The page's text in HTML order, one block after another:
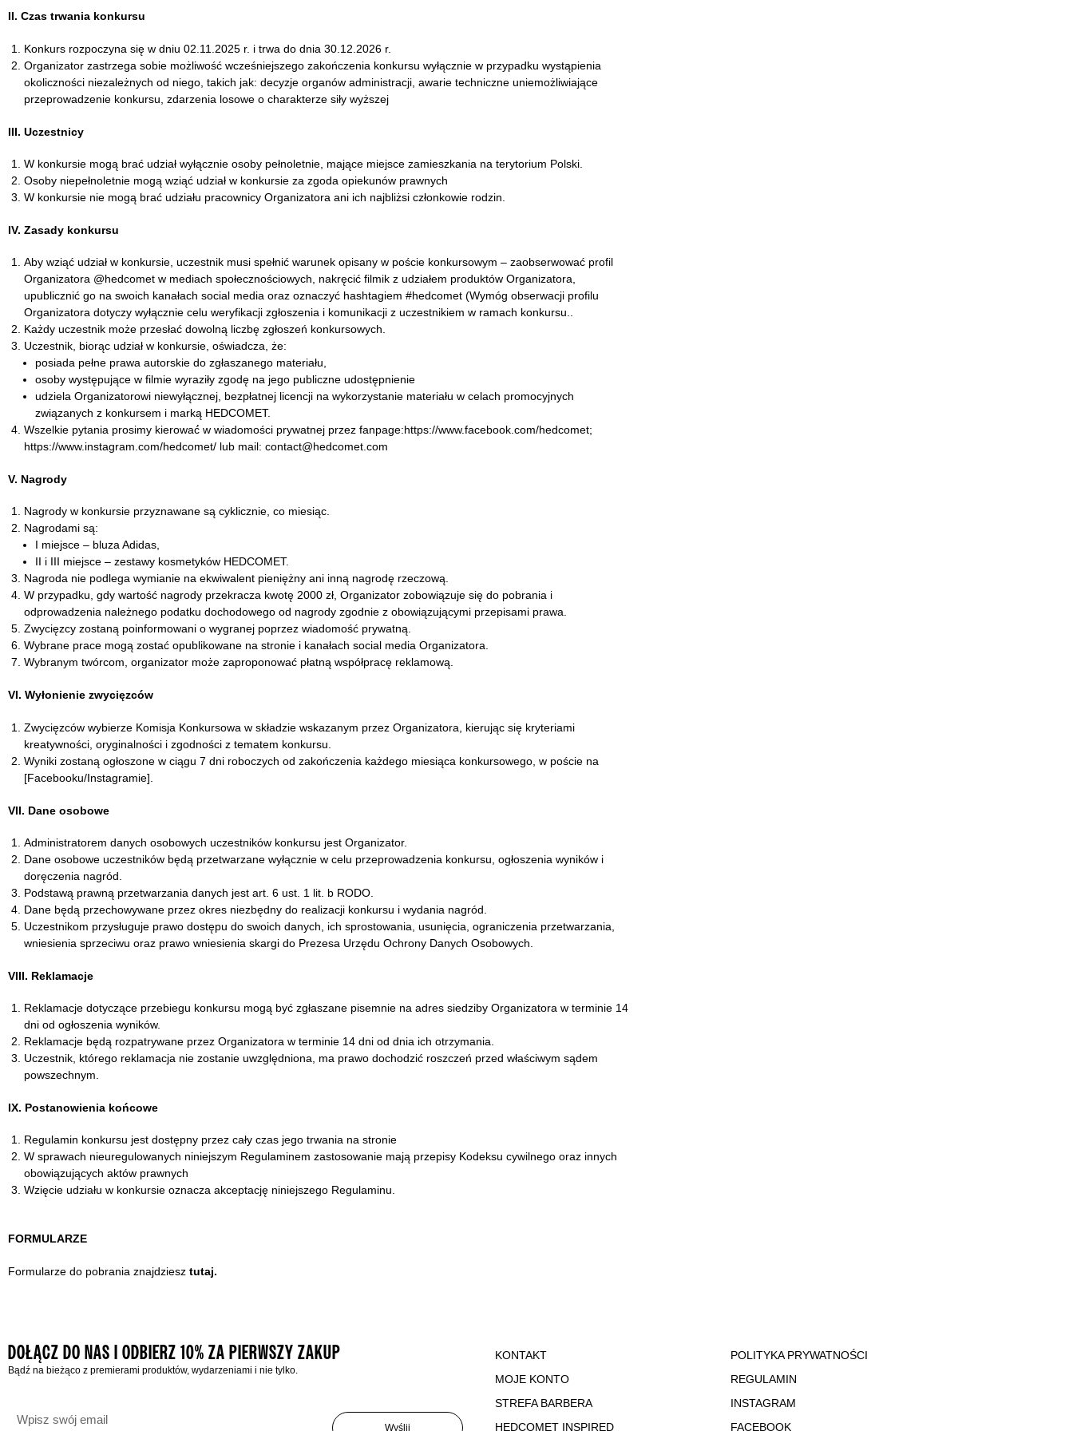
II. Czas trwania konkursu
Konkurs rozpoczyna się w dniu 02.11.2025 r. i trwa do dnia 30.12.2026 r.
Organizator zastrzega sobie możliwość wcześniejszego zakończenia konkursu wyłącznie w przypadku wystąpienia
okoliczności niezależnych od niego, takich jak: decyzje organów administracji, awarie techniczne uniemożliwiające
przeprowadzenie konkursu, zdarzenia losowe o charakterze siły wyższej
III. Uczestnicy
W konkursie mogą brać udział wyłącznie osoby pełnoletnie, mające miejsce zamieszkania na terytorium Polski.
Osoby niepełnoletnie mogą wziąć udział w konkursie za zgoda opiekunów prawnych
W konkursie nie mogą brać udziału pracownicy Organizatora ani ich najbliżsi członkowie rodzin.
IV. Zasady konkursu
Aby wziąć udział w konkursie, uczestnik musi spełnić warunek opisany w poście konkursowym – zaobserwować profil
Organizatora @hedcomet w mediach społecznościowych, nakręcić filmik z udziałem produktów Organizatora,
upublicznić go na swoich kanałach social media oraz oznaczyć hashtagiem #hedcomet (Wymóg obserwacji profilu
Organizatora dotyczy wyłącznie celu weryfikacji zgłoszenia i komunikacji z uczestnikiem w ramach konkursu..
Każdy uczestnik może przesłać dowolną liczbę zgłoszeń konkursowych.
Uczestnik, biorąc udział w konkursie, oświadcza, że:
posiada pełne prawa autorskie do zgłaszanego materiału,
osoby występujące w filmie wyraziły zgodę na jego publiczne udostępnienie
udziela Organizatorowi niewyłącznej, bezpłatnej licencji na wykorzystanie materiału w celach promocyjnych
związanych z konkursem i marką HEDCOMET.
Wszelkie pytania prosimy kierować́ w wiadomości prywatnej przez fanpage:https://www.facebook.com/hedcomet;
https://www.instagram.com/hedcomet/ lub mail: contact@hedcomet.com
V. Nagrody
Nagrody w konkursie przyznawane są cyklicznie, co miesiąc.
Nagrodami są:
I miejsce – bluza Adidas,
II i III miejsce – zestawy kosmetyków HEDCOMET.
Nagroda nie podlega wymianie na ekwiwalent pieniężny ani inną nagrodę rzeczową.
W przypadku, gdy wartość nagrody przekracza kwotę 2000 zł, Organizator zobowiązuje się do pobrania i
odprowadzenia należnego podatku dochodowego od nagrody zgodnie z obowiązującymi przepisami prawa.
Zwycięzcy zostaną poinformowani o wygranej poprzez wiadomość prywatną.
Wybrane prace mogą zostać opublikowane na stronie i kanałach social media Organizatora.
Wybranym twórcom, organizator może zaproponować płatną współpracę reklamową.
VI. Wyłonienie zwycięzców
Zwycięzców wybierze Komisja Konkursowa w składzie wskazanym przez Organizatora, kierując się kryteriami
kreatywności, oryginalności i zgodności z tematem konkursu.
Wyniki zostaną ogłoszone w ciągu 7 dni roboczych od zakończenia każdego miesiąca konkursowego, w poście na
[Facebooku/Instagramie].
VII. Dane osobowe
Administratorem danych osobowych uczestników konkursu jest Organizator.
Dane osobowe uczestników będą przetwarzane wyłącznie w celu przeprowadzenia konkursu, ogłoszenia wyników i
doręczenia nagród.
Podstawą prawną przetwarzania danych jest art. 6 ust. 1 lit. b RODO.
Dane będą przechowywane przez okres niezbędny do realizacji konkursu i wydania nagród.
Uczestnikom przysługuje prawo dostępu do swoich danych, ich sprostowania, usunięcia, ograniczenia przetwarzania,
wniesienia sprzeciwu oraz prawo wniesienia skargi do Prezesa Urzędu Ochrony Danych Osobowych.
VIII. Reklamacje
Reklamacje dotyczące przebiegu konkursu mogą być zgłaszane pisemnie na adres siedziby Organizatora w terminie 14
dni od ogłoszenia wyników.
Reklamacje będą rozpatrywane przez Organizatora w terminie 14 dni od dnia ich otrzymania.
Uczestnik, którego reklamacja nie zostanie uwzględniona, ma prawo dochodzić roszczeń przed właściwym sądem
powszechnym.
IX. Postanowienia końcowe
Regulamin konkursu jest dostępny przez cały czas jego trwania na stronie
W sprawach nieuregulowanych niniejszym Regulaminem zastosowanie mają przepisy Kodeksu cywilnego oraz innych
obowiązujących aktów prawnych
Wzięcie udziału w konkursie oznacza akceptację niniejszego Regulaminu.
FORMULARZE
Formularze do pobrania znajdziesz tutaj.
DOŁĄCZ DO NAS I ODBIERZ 10% ZA PIERWSZY ZAKUP
Bądź na bieżąco z premierami produktów, wydarzeniami i nie tylko.
Wyślij
KONTAKT
MOJE KONTO
STREFA BARBERA
HEDCOMET INSPIRED
POLITYKA PRYWATNOŚCI
REGULAMIN
INSTAGRAM
FACEBOOK